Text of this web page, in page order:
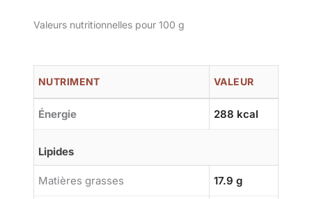
Valeurs nutritionnelles pour 100 g
NUTRIMENT VALEUR
Énergie 288 kcal
Lipides
Matières grasses 17.9 g